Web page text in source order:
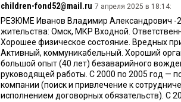
children-fond52@mail.ru 7 апреля 2025 в 18:14:
РЕЗЮМЕ Иванов Владимир Александрович -
жительства: Омск, МКР Входной.
Хорошее физическое состояние. Вредных
Активный, коммуникабельный. Хороший
большой опыт (40 лет) безаварийного
руководящей работы. С 2000 по 2005 год —
компании (поиск и привлечение к
исполнением договорных обязательств). С